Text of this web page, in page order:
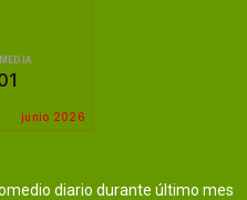
diario durante último mes